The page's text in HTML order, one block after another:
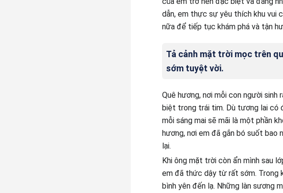
dẫn, em thực sự yêu thích khu vui
nữa để tiếp tục khám phá và tận
Tả cảnh mặt trời mọc trên
sớm tuyệt vời.
Quê hương, nơi mỗi con người
biệt trong trái tim. Dù tương lai có
mỗi sáng mai sẽ mãi là một phần
hương, nơi em đã gắn bó suốt bao
lại.
Khi ông mặt trời còn ẩn mình sau
em đã thức dậy từ rất sớm. Trong
bình yên đến lạ. Những làn sương